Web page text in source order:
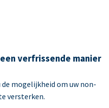
verfrissende manier
mogelijkheid om uw non-
versterken.